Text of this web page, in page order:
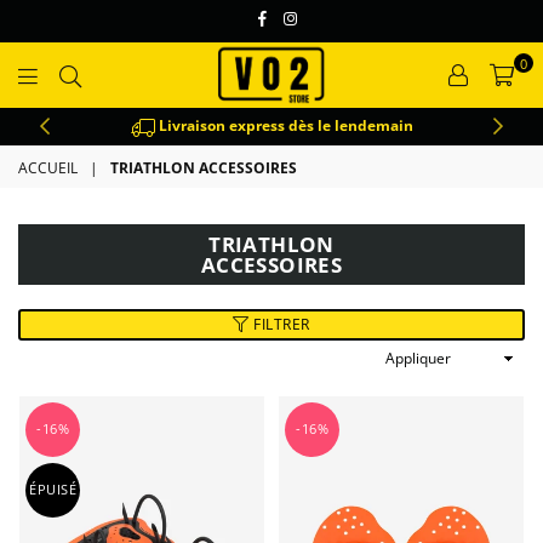
FacebookInstagram
VO2
0
Livraison express dès le lendemain
ACCUEIL | TRIATHLON ACCESSOIRES
TRIATHLON
ACCESSOIRES
FILTRER
-16%
ÉPUISÉ
-16%